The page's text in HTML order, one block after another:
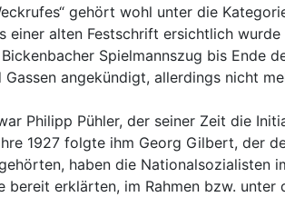
gehört wohl unter die
einer alten Festschrift ersichtlich
Spielmannszug bis Ende
angekündigt, allerdings nicht
Philipp Pühler, der seiner Zeit die
1927 folgte ihm Georg Gilbert, der
haben die Nationalsozialisten
erklärten, im Rahmen bzw.